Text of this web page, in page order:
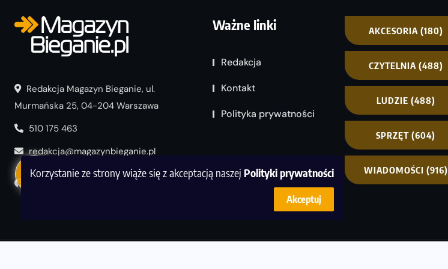
Korzystanie ze strony wiąże się z akceptacją naszej Polityki prywatności
Akceptuj
Redakcja Magazyn Bieganie, ul.
Murmańska 25, 04-204 Warszawa
510 175 463
redakcja@magazynbieganie.pl
Ważne linki
Redakcja
Kontakt
Polityka prywatności
AKCESORIA (180)
CZYTELNIA (488)
LUDZIE (488)
SPRZĘT (604)
WIADOMOŚCI (916)